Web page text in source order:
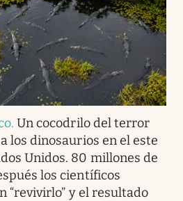
.Un cocodrilo del terror
los dinosaurios en el este
Unidos. 80 millones de
los científicos
“revivirlo” y el resultado